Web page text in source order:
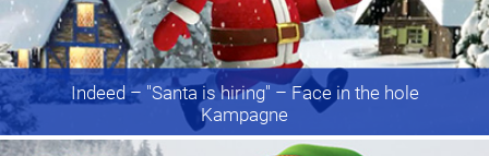
Indeed– "Santa is hiring" – Face in the hole
Kampagne